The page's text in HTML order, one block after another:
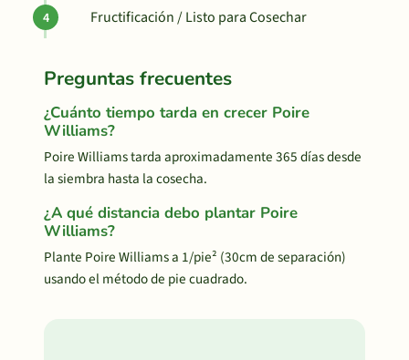
Fructificación / Listo para Cosechar
Preguntas frecuentes
¿Cuánto tiempo tarda en crecer Poire
Williams?
Poire Williams tarda aproximadamente 365 días desde
la siembra hasta la cosecha.
¿A qué distancia debo plantar Poire
Williams?
Plante Poire Williams a 1/pie² (30cm de separación)
usando el método de pie cuadrado.